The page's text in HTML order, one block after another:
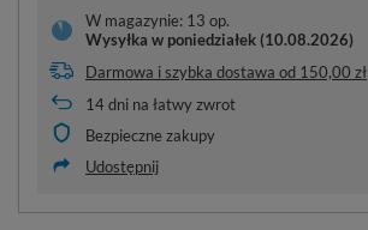
W magazynie: 13 op.
Wysyłka w poniedziałek (10.08.2026)
Darmowa i szybka dostawa od 150,00 zł
14dni na łatwy zwrot
Bezpieczne zakupy
Udostępnij